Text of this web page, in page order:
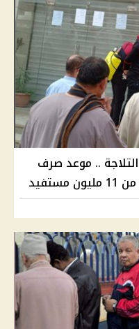
.. موعد صرف